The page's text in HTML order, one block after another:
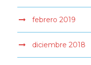
febrero 2019
diciembre 2018